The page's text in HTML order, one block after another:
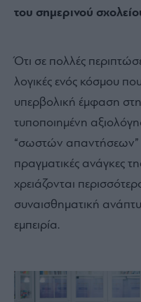
του σημερινού
Ότι σε πολλές
λογικές ενός κόσμου
υπερβολική έμφαση
τυποποιημένη
“σωστών απαντήσεων”
πραγματικές ανάγκες
χρειάζονται
συναισθηματική
εμπειρία.